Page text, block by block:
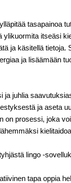
tasapainoa
ylikuormita itseäsi
ja käsitellä tietoja.
ja lisäämään
ja juhlia
ja aseta
on prosessi, joka
lingo -
tapa oppia